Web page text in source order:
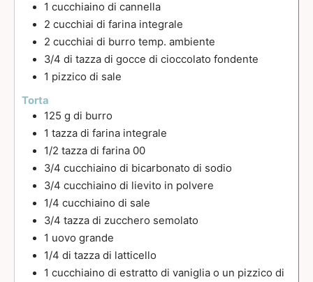
1 cucchiaino di cannella
2 cucchiai di farina integrale
2 cucchiai di burro temp. ambiente
3/4 di tazza di gocce di cioccolato fondente
1 pizzico di sale
Torta
125 g di burro
1 tazza di farina integrale
1/2 tazza di farina 00
3/4 cucchiaino di bicarbonato di sodio
3/4 cucchiaino di lievito in polvere
1/4 cucchiaino di sale
3/4 tazza di zucchero semolato
1 uovo grande
1/4 di tazza di latticello
1 cucchiaino di estratto di vaniglia o un pizzico di